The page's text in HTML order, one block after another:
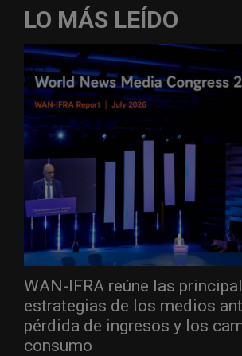
LO MÁS LEÍDO
WAN-IFRA reúne las
estrategias de los medios
pérdida de ingresos y los
consumo